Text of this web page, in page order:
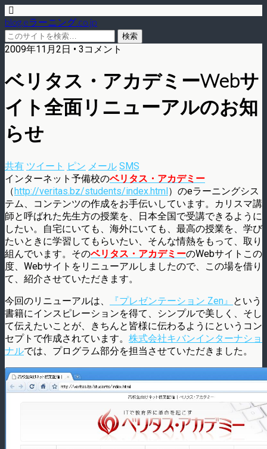
blog.eラーニング.co.jp
2009年11月2日 • 3コメント
ベリタス・アカデミーWebサ
イト全面リニューアルのお知
らせ
共有 ツイート ピン メール SMS
インターネット予備校のベリタス・アカデミー
（http://veritas.bz/students/index.html）のeラーニングシス
テム、コンテンツの作成をお手伝いしています。カリスマ講
師と呼ばれた先生方の授業を、日本全国で受講できるように
したい。自宅にいても、海外にいても、最高の授業を、学び
たいときに学習してもらいたい、そんな情熱をもって、取り
組んでいます。そのベリタス・アカデミーのWebサイトこの
度、Webサイトをリニューアルしましたので、この場を借り
て、紹介させていただきます。
今回のリニューアルは、
『プレゼンテーション Zen』 という
書籍にインスピレーションを得て、シンプルで美しく、そし
て伝えたいことが、きちんと皆様に伝わるようにというコン
セプトで作成されています。 株式会社キバンインターナショ
ナルでは、プログラム部分を担当させていただきました。